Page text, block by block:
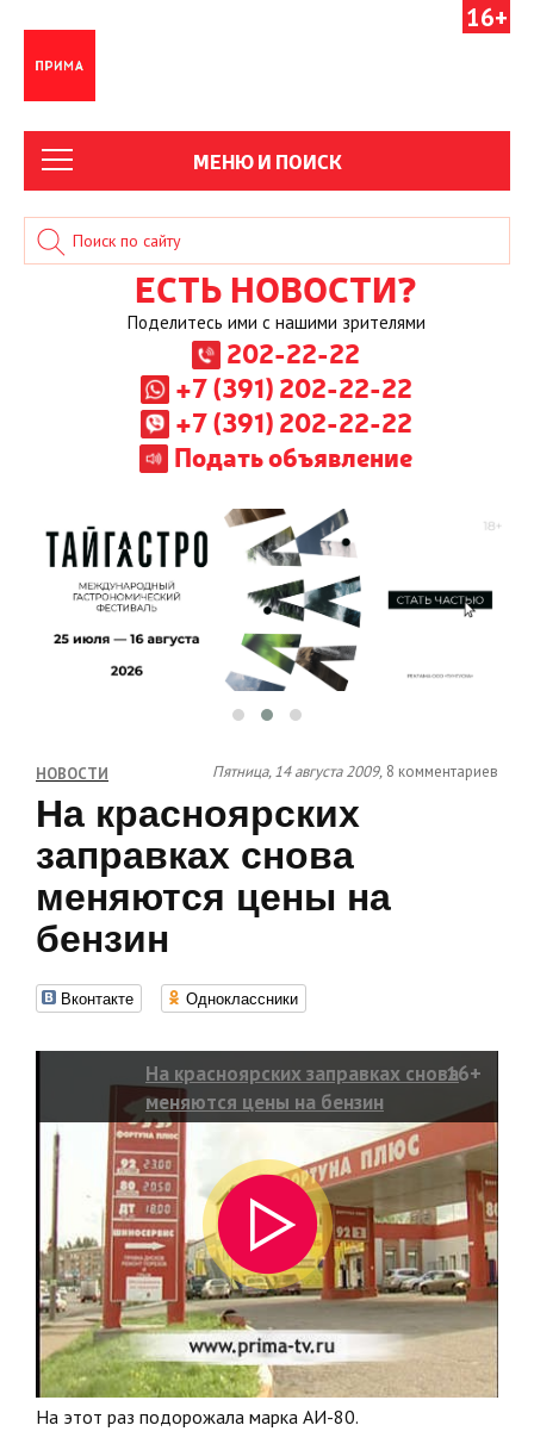
16+
МЕНЮ И ПОИСК
ЕСТЬ НОВОСТИ?
Поделитесь ими с нашими зрителями
202-22-22
+7 (391) 202-22-22
+7 (391) 202-22-22
Подать объявление
НОВОСТИ Пятница, 14 августа 2009, 8 комментариев
На красноярских
заправках снова
меняются цены на
бензин
Вконтакте Одноклассники
На красноярских заправках снова
меняются цены на бензин
16+
На этот раз подорожала марка АИ-80.